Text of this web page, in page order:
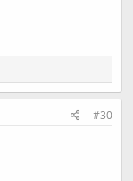
#30